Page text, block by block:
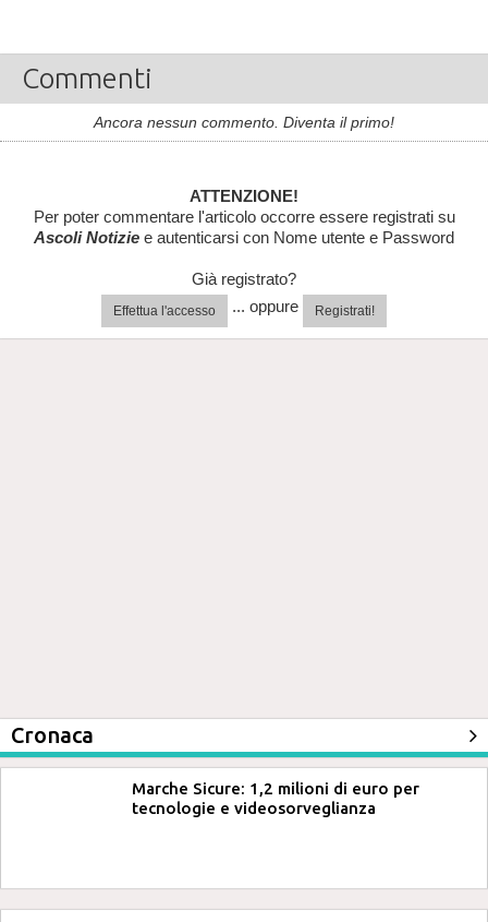
Commenti
Ancora nessun commento. Diventa il primo!
ATTENZIONE!
Per poter commentare l'articolo occorre essere registrati su
Ascoli Notizie e autenticarsi con Nome utente e Password
Già registrato?
Effettua l'accesso ... oppure Registrati!
Cronaca
Marche Sicure: 1,2 milioni di euro per
tecnologie e videosorveglianza